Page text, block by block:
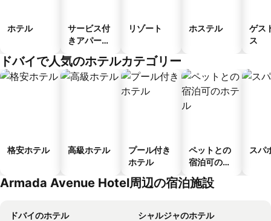
ホテル
サービス付
きアパート
リゾート ホステル
ゲス
ス
ドバイで人気のホテルカテゴリー
格安ホテル 高級ホテル
プール付き
ホテル
ペットとの
宿泊可のホ
テル
スパ
Armada Avenue Hotel周辺の宿泊施設
ドバイのホテル
シャルジャのホテル